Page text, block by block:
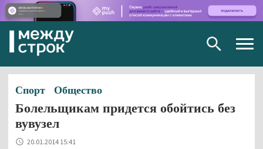
Спорт Общество
Болельщикам придется обойтись без
вувузел
20.01.2014 15:41